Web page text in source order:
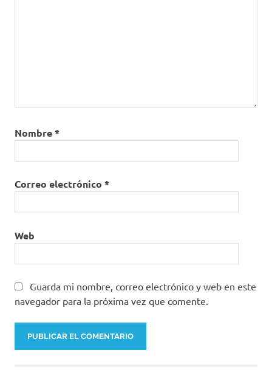
Nombre*
Correo electrónico *
Web
Guarda mi nombre, correo electrónico y web en este
navegador para la próxima vez que comente.